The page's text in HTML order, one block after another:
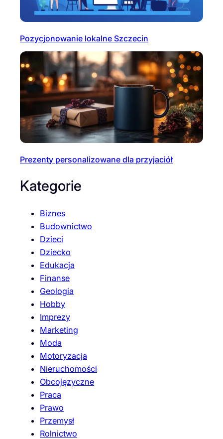
Pozycjonowanie lokalne Szczecin
Prezenty personalizowane dla przyjaciół
Kategorie
Biznes
Budownictwo
Dzieci
Dziecko
Edukacja
Finanse
Geologia
Hobby
Imprezy
Marketing
Moda
Motoryzacja
Nieruchomości
Obcojęzyczne
Praca
Prawo
Przemysł
Rolnictwo